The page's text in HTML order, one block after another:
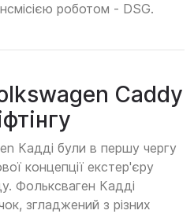
роботом - DSG.
Caddy
Кадді були в першу чергу
концепції екстер'єру
Фольксваген Кадді
згладжений з різних